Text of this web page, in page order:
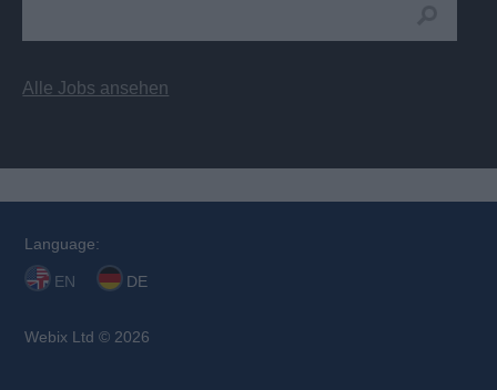
Alle Jobs ansehen
Language:
EN DE
Webix Ltd © 2026